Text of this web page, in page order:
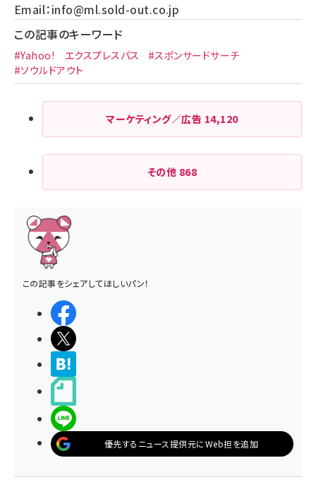
Email：info@ml.sold-out.co.jp
この記事のキーワード
#Yahoo! エクスプレスパス
#スポンサードサーチ
#ソウルドアウト
マーケティング／広告 14,120
その他 868
この記事をシェアしてほしいパン！
優先するニュース提供元にWeb担を追加